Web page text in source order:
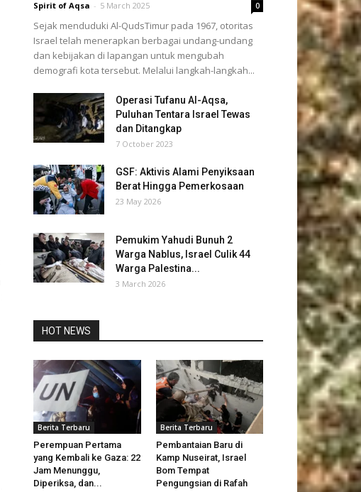
Spirit of Aqsa - 5 March 2025 0
Sejak menduduki Al-QudsTimur pada 1967, otoritas
Israel telah menerapkan berbagai undang-undang
dan kebijakan di lapangan untuk mengubah
demografi kota tersebut. Melalui langkah-langkah...
Operasi Tufanu Al-Aqsa,
Puluhan Tentara Israel Tewas
dan Ditangkap
7 October 2023
GSF: Aktivis Alami Penyiksaan
Berat Hingga Pemerkosaan
23 May 2026
Pemukim Yahudi Bunuh 2
Warga Nablus, Israel Culik 44
Warga Palestina...
3 March 2026
HOT NEWS
Berita Terbaru
Perempuan Pertama
yang Kembali ke Gaza: 22
Jam Menunggu,
Diperiksa, dan...
Berita Terbaru
Pembantaian Baru di
Kamp Nuseirat, Israel
Bom Tempat
Pengungsian di Rafah